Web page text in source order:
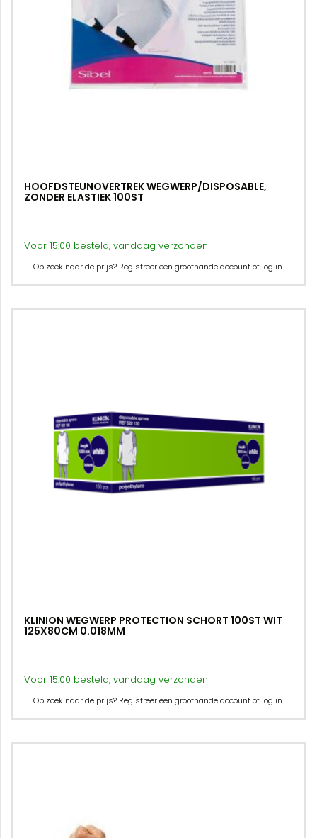
HOOFDSTEUNOVERTREK WEGWERP/DISPOSABLE,
ZONDER ELASTIEK 100ST
Voor 15:00 besteld, vandaag verzonden
Op zoek naar de prijs? Registreer een groothandelaccount of log in.
KLINION WEGWERP PROTECTION SCHORT 100ST WIT
125X80CM 0.018MM
Voor 15:00 besteld, vandaag verzonden
Op zoek naar de prijs? Registreer een groothandelaccount of log in.